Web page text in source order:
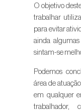
O objetivo
trabalhar
para evitar
ainda
sintam-se
Podemos
área de
em qualquer
trabalhador,